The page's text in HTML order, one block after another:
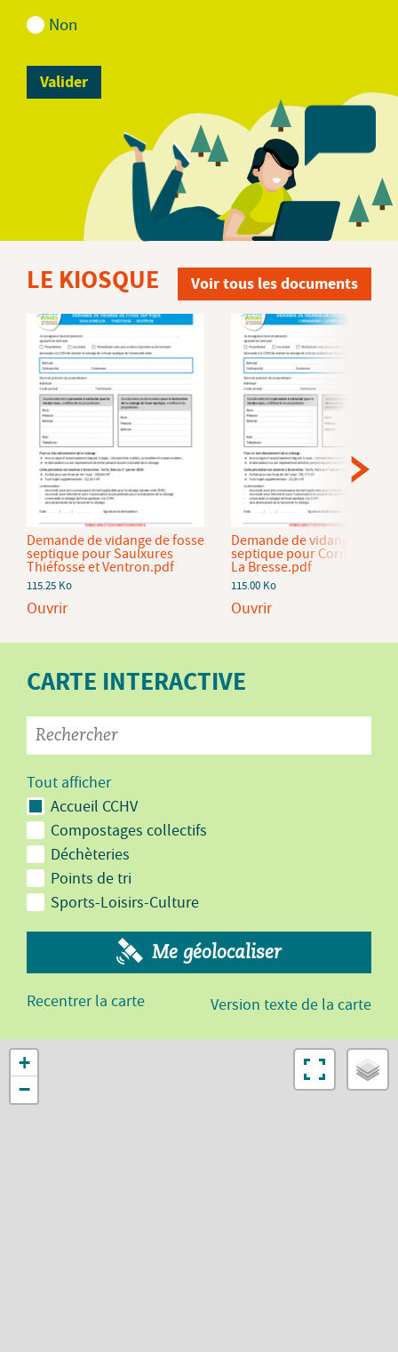
Non
LE KIOSQUE Voir tous les documents
Demande de vidange de fosse
septique pour Saulxures
Thiéfosse et Ventron.pdf
115.25 Ko
Ouvrir
Demande de vidange de
septique pour Cornimont et
La Bresse.pdf
115.00 Ko
Ouvrir
CARTE INTERACTIVE
Tout afficher
Accueil CCHV
Compostages collectifs
Déchèteries
Points de tri
Sports-Loisirs-Culture
Me géolocaliser
Recentrer la carte Version texte de la carte
+
−